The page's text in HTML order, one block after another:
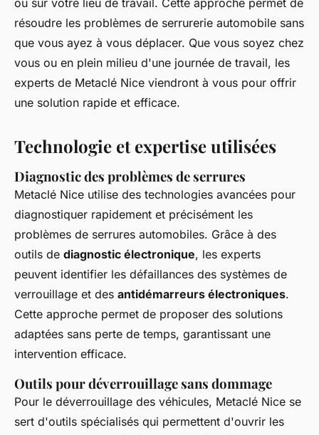
ou sur votre lieu de travail. Cette approche permet de
résoudre les problèmes de serrurerie automobile sans
que vous ayez à vous déplacer. Que vous soyez chez
vous ou en plein milieu d'une journée de travail, les
experts de Metaclé Nice viendront à vous pour offrir
une solution rapide et efficace.
Technologie et expertise utilisées
Diagnostic des problèmes de serrures
Metaclé Nice utilise des technologies avancées pour
diagnostiquer rapidement et précisément les
problèmes de serrures automobiles. Grâce à des
outils de diagnostic électronique, les experts
peuvent identifier les défaillances des systèmes de
verrouillage et des antidémarreurs électroniques.
Cette approche permet de proposer des solutions
adaptées sans perte de temps, garantissant une
intervention efficace.
Outils pour déverrouillage sans dommage
Pour le déverrouillage des véhicules, Metaclé Nice se
sert d'outils spécialisés qui permettent d'ouvrir les